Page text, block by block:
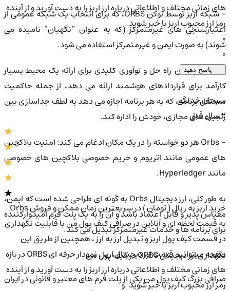
- شبکه اربز توسط توکن ORBS، که برای انتخاب یک شبکه عمومی از
اعتبارسنجی های غیرمتمرکز (که به عنوان “نگهبان” نامیده می
شوند) به صورت ایمن و غیرمتمرکز استفاده می شود.
- Orbs چندین راه حل و نوآوری کلیدی برای ارائه یک محیط بسیار
کارآمد برای قراردادهای هوشمند ارائه می دهد، از جمله حاکمیت
مستقل برنامه، که به هر برنامه اجازه می دهد به لطف جداسازی بین
زنجیره های مجازی، خودش را اداره کند.
- Orbs هر دو خواسته را در یک مکان ادغام می کند: امنیت بلاکچین
های عمومی مانند اتریوم و حریم خصوصی بلاکچین های خصوصی
مانند Hyperledger.
به طور کلی، ارز دیجیتال Orbs به گونه ای طراحی شده است که ایمن،
مقیاس پذیر و قابل اعتماد باشد و آن را به یک پلت فرم امیدوارکننده
برای برنامه ها و خدمات غیرمتمرکز تبدیل می کند.
نگهداری ارز دیجیتال ORBS در کیف پول من
صرافی بزرگ کیف پول من یکی از پلت فرم های معتبر و قانونی در ایران
های زمانی مختلف و اطلاعاتی درباره ارز اربز را به دست آورید و از آینده
رمز ارز محبوب اربز با خبر شوید .
پاسخ دهید
سبحان خدنگی
خرید اربز به ریال ( تومان ) در سریعترین زمان ممکن و فروش Orbs
به قیمت لحظه ای و آنلاین در صرافی کیف پول من با قابلیت نگهداری
در قسمت کیف پول اربز و تبدیل ارز به ارز ، همچنین از طریق این
صفحه میتوانید قیمت ارز دیجیتال اربز ، نمودار حرفه ای ORBS در بازه
های زمانی مختلف و اطلاعاتی درباره ارز اربز را به دست آورید و از آینده
رمز ارز محبوب اربز با خبر شوید .و